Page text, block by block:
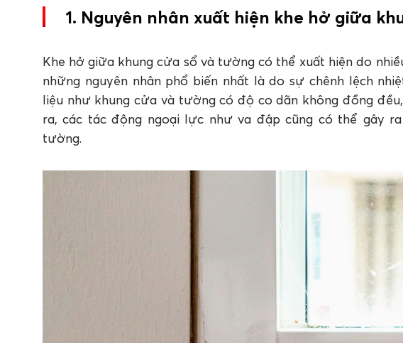
3. Lưu ý khi sử dụng Apollo Acrylic A100 để trám viền
FAQ: Câu hỏi thường gặp về cách xử lý khe hở khung
A100
1. Nguyên nhân nào khiến khe hở giữa khung cửa sổ và tường
2. Quy trình thi công trám khe hở khung cửa sổ và tường với
nào?
5. Keo trám tường Apollo A100 phù hợp xử lý những vị trí nào
1. Nguyên nhân xuất hiện khe hở giữa
Khe hở giữa khung cửa sổ và tường có thể xuất hiện do
những nguyên nhân phổ biến nhất là do sự chênh lệch
liệu như khung cửa và tường có độ co dãn không đồng
ra, các tác động ngoại lực như va đập cũng có thể gây
tường.